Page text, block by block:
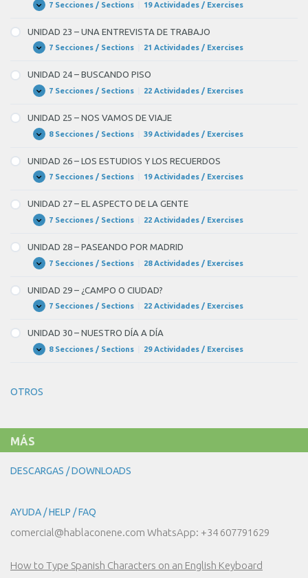
DE
POLÍTICA
Expandir
UNIDAD
–
EL
MUNDO
7 Secciones / Sections 19 Actividades / Exercises
UNIDAD 23 – UNA ENTREVISTA DE TRABAJO
Expandir
UNIDAD
–
UNA
ENTREVISTA
DE
7 Secciones / Sections 21 Actividades / Exercises
UNIDAD 24 – BUSCANDO PISO
Expandir
UNIDAD
–
BUSCANDO
PISO
7 Secciones / Sections 22 Actividades / Exercises
UNIDAD 25 – NOS VAMOS DE VIAJE
Expandir
UNIDAD
–
NOS
VAMOS
DE
8 Secciones / Sections 39 Actividades / Exercises
UNIDAD 26 – LOS ESTUDIOS Y LOS RECUERDOS
Expandir
UNIDAD
–
LOS
ESTUDIOS
Y
RECUERDOS
7 Secciones / Sections 19 Actividades / Exercises
UNIDAD 27 – EL ASPECTO DE LA GENTE
Expandir
UNIDAD
–
EL
ASPECTO
DE
GENTE
7 Secciones / Sections 22 Actividades / Exercises
UNIDAD 28 – PASEANDO POR MADRID
Expandir
UNIDAD
–
PASEANDO
POR
MADRID
7 Secciones / Sections 28 Actividades / Exercises
UNIDAD 29 – ¿CAMPO O CIUDAD?
Expandir
UNIDAD
–
¿CAMPO
O
CIUDAD?
7 Secciones / Sections 22 Actividades / Exercises
UNIDAD 30 – NUESTRO DÍA A DÍA
Expandir
UNIDAD
DÍA
8 Secciones / Sections 29 Actividades / Exercises
OTROS
MÁS
DESCARGAS / DOWNLOADS
AYUDA / HELP / FAQ
comercial@hablaconene.com WhatsApp: +34 607791629
How to Type Spanish Characters on an English Keyboard